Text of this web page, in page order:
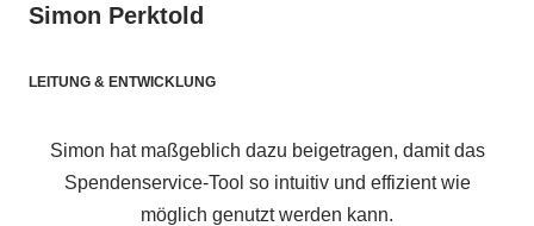
Simon Perktold
LEITUNG & ENTWICKLUNG
Simon hat maßgeblich dazu beigetragen, damit das
Spendenservice-Tool so intuitiv und effizient wie
möglich genutzt werden kann.